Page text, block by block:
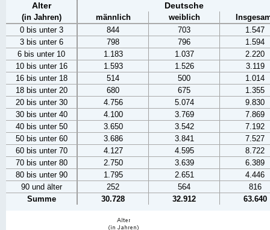
Alter Deutsche
(in Jahren) männlich weiblich
0 bis unter 3
844 703
1.547
3 bis unter 6
798 796
1.594
6 bis unter 10
1.183 1.037
2.220
10 bis unter 16
1.593 1.526
3.119
16 bis unter 18
514 500
1.014
18 bis unter 20
680 675
1.355
20 bis unter 30
4.756 5.074
9.830
30 bis unter 40
4.100 3.769
7.869
40 bis unter 50
3.650 3.542
7.192
50 bis unter 60
3.686 3.841
7.527
60 bis unter 70
4.127 4.595
8.722
70 bis unter 80
2.750 3.639
6.389
80 bis unter 90
1.795 2.651
4.446
90 und älter
252 564
816
Summe
30.728 32.912 63.640